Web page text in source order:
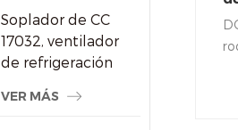
Soplador de CC
17032, ventilador
de refrigeración
con alta presión
VER MÁS